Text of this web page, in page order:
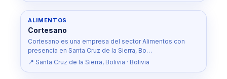
ALIMENTOS
Cortesano
Cortesano es una empresa del sector Alimentos con
presencia en Santa Cruz de la Sierra, Bo…
📍 Santa Cruz de la Sierra, Bolivia · Bolivia